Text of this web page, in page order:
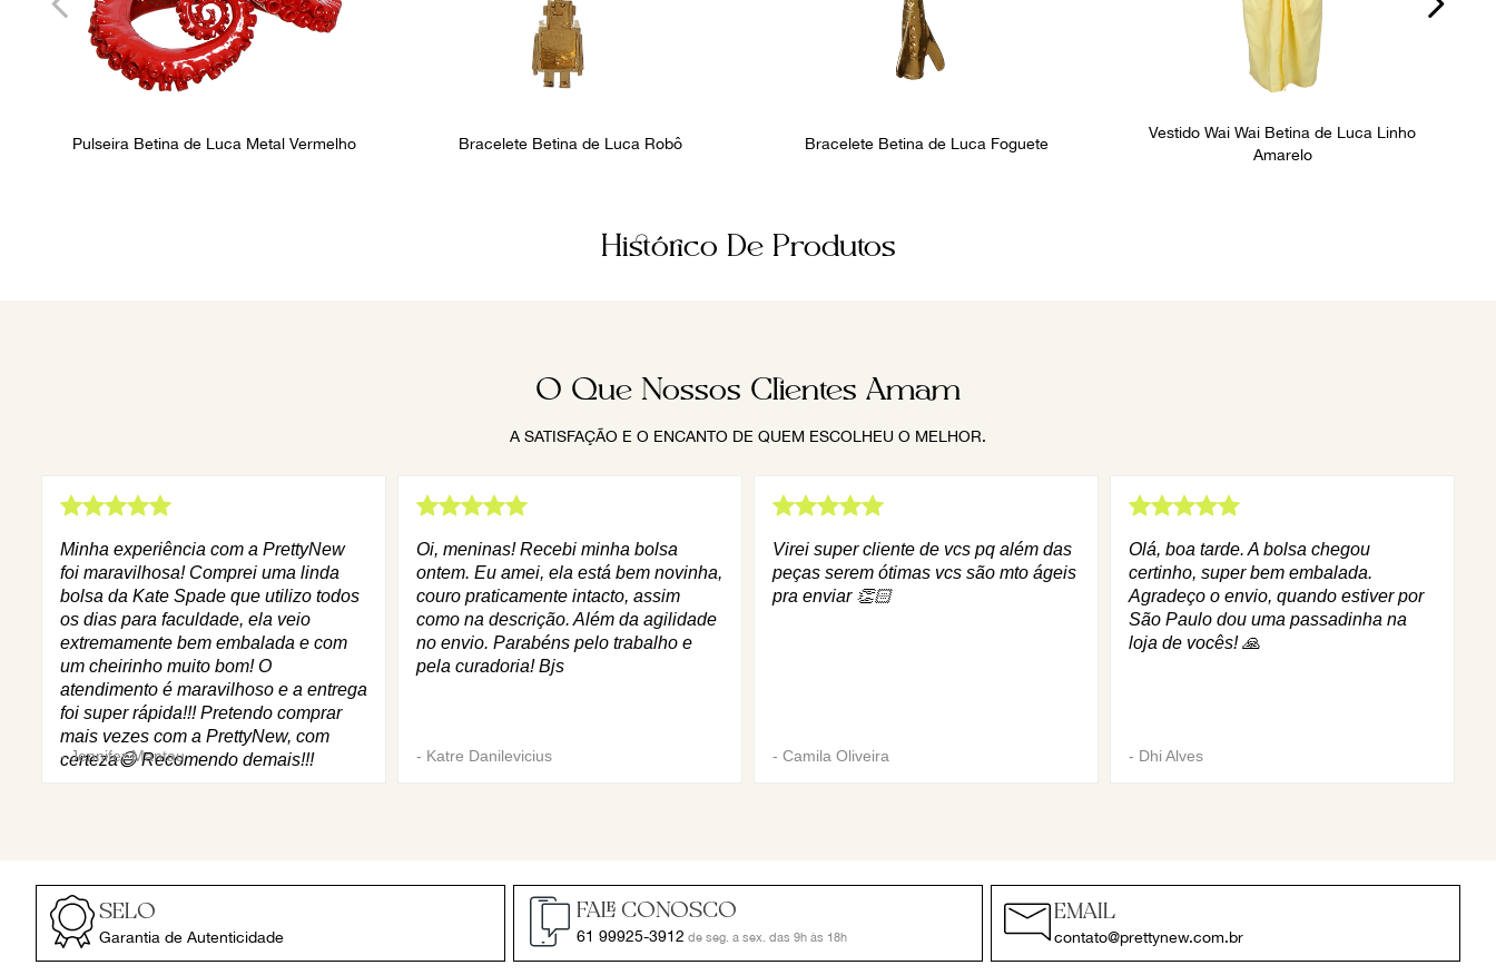
Pulseira Betina de Luca Metal Vermelho Bracelete Betina de Luca Robô Bracelete Betina de Luca Foguete
Vestido Wai Wai Betina de Luca Linho
Amarelo
Histórico De Produtos
O Que Nossos Clientes Amam
A SATISFAÇÃO E O ENCANTO DE QUEM ESCOLHEU O MELHOR.
Minha experiência com a PrettyNew
foi maravilhosa! Comprei uma linda
bolsa da Kate Spade que utilizo todos
os dias para faculdade, ela veio
extremamente bem embalada e com
um cheirinho muito bom! O
atendimento é maravilhoso e a entrega
foi super rápida!!! Pretendo comprar
mais vezes com a PrettyNew, com
certeza😄 Recomendo demais!!!
-Jennifer Mantau
Oi, meninas! Recebi minha bolsa
ontem. Eu amei, ela está bem novinha,
couro praticamente intacto, assim
como na descrição. Além da agilidade
no envio. Parabéns pelo trabalho e
pela curadoria! Bjs
- Katre Danilevicius
Virei super cliente de vcs pq além das
peças serem ótimas vcs são mto ágeis
pra enviar 👏🏻
- Camila Oliveira
Olá, boa tarde. A bolsa chegou
certinho, super bem embalada.
Agradeço o envio, quando estiver por
São Paulo dou uma passadinha na
loja de vocês! 🙏
- Dhi Alves
SELO
Garantia de Autenticidade
FALE CONOSCO
61 99925-3912 de seg. a sex. das 9h às 18h
EMAIL
contato@prettynew.com.br